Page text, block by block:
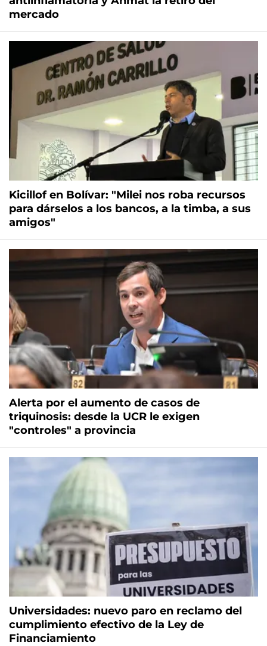
mercado
Kicillof en Bolívar: "Milei nos roba recursos
para dárselos a los bancos, a la timba, a sus
amigos"
Alerta por el aumento de casos de
triquinosis: desde la UCR le exigen
"controles" a provincia
Universidades: nuevo paro en reclamo del
cumplimiento efectivo de la Ley de
Financiamiento